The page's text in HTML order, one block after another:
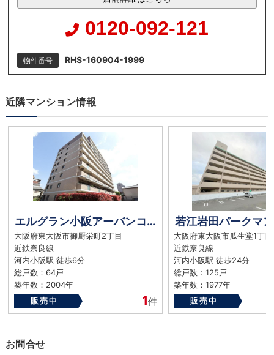
0120-092-121
物件番号 RHS-160904-1999
近隣マンション情報
エルグラン小阪アーバンコンフォート
大阪府東大阪市御厨栄町2丁目
近鉄奈良線
河内小阪駅 徒歩6分
総戸数：64戸
築年数：2004年
販売中
1件
大阪府東大阪市瓜生堂1丁目
近鉄奈良線
河内小阪駅 徒歩24分
総戸数：125戸
築年数：1977年
販売中
お問合せ